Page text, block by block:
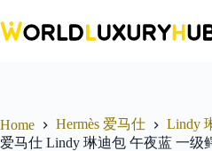
to
content
Home Hermès 爱马仕
Lindy
爱马仕 Lindy 琳迪包 午夜蓝 一级